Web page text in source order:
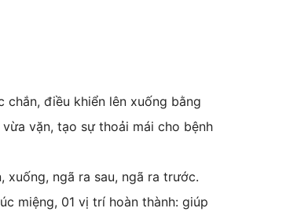
điều khiển lên xuống bằng
vặn, tạo sự thoải mái cho bệnh
xuống, ngã ra sau, ngã ra trước.
miệng, 01 vị trí hoàn thành: giúp